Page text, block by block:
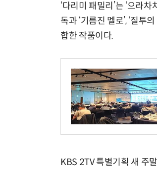
‘다리미 패밀리’는 ‘으라
독과 ‘기름진 멜로’, ‘질투
합한 작품이다.
KBS 2TV 특별기획 새 주